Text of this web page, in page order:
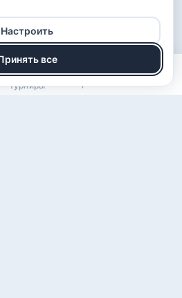
Настроить
все
Турниры Арена Войти